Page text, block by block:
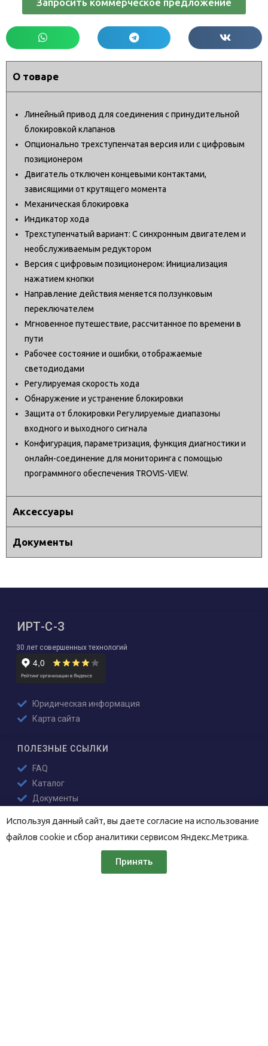
О товаре
Линейный привод для соединения с принудительной
блокировкой клапанов
Опционально трехступенчатая версия или с цифровым
позиционером
Двигатель отключен концевыми контактами,
зависящими от крутящего момента
Механическая блокировка
Индикатор хода
Трехступенчатый вариант: С синхронным двигателем и
необслуживаемым редуктором
Версия с цифровым позиционером: Инициализация
нажатием кнопки
Направление действия меняется ползунковым
переключателем
Мгновенное путешествие, рассчитанное по времени в
пути
Рабочее состояние и ошибки, отображаемые
светодиодами
Регулируемая скорость хода
Обнаружение и устранение блокировки
Защита от блокировки Регулируемые диапазоны
входного и выходного сигнала
Конфигурация, параметризация, функция диагностики и
онлайн-соединение для мониторинга с помощью
программного обеспечения TROVIS-VIEW.
Аксессуары
Документы
ИРТ-С-З
30 лет совершенных технологий
Юридическая информация
Карта сайта
ПОЛЕЗНЫЕ ССЫЛКИ
FAQ
Каталог
Документы
СОЦИАЛЬНЫЕ СЕТИ
Используя данный сайт, вы даете согласие на использование
файлов cookie и сбор аналитики сервисом Яндекс.Метрика.
Принять